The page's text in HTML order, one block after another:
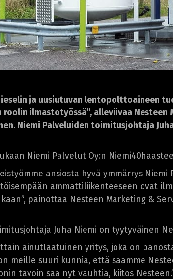
ja uusiutuvan lentopolttoaineen
ilmastotyössä”, alleviivaa
Niemi Palveluiden toimitusjohtaja
Niemi Palvelut Oy:n
ansiosta hyvä ymmärrys
ammattiliikenteeseen ovat
painottaa Nesteen Marketing &
Juha Niemi on tyytyväinen
ainutlaatuinen yritys, joka on
meille suuri kunnia, että saamme
tavoin saa nyt vauhtia, kiitos